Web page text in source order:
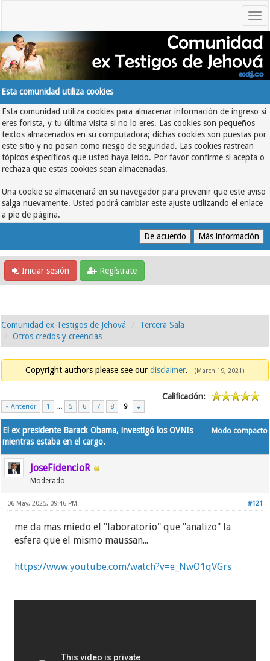
Esta comunidad utiliza cookies
Esta comunidad utiliza cookies para almacenar información de ingreso si
eres forista, y tu última visita si no lo eres. Las cookies son pequeños
textos almacenados en su computadora; dichas cookies son puestas por
este sitio y no posan como riesgo de seguridad. Las cookies rastrean
tópicos específicos que usted haya leído. Por favor confirme si acepta o
rechaza que estas cookies sean almacenadas.
Una cookie se almacenará en su navegador para prevenir que este aviso
salga nuevamente. Usted podrá cambiar este ajuste utilizando el enlace
a pie de página.
Iniciar sesión Regístrate
Comunidad ex-Testigos de Jehová
Tercera Sala
Otros credos y creencias
Copyright authors please see our disclaimer. (March 19, 2021)
« Anterior 1 … 5 6 7 8 9
Calificación:
Modo compacto
El ex presidente Barack Obama, investigó los OVNIs
mientras estaba en el cargo.
JoseFidencioR
Moderado
#121
06 May, 2025, 09:46 PM
me da mas miedo el "laboratorio" que "analizo" la
esfera que el mismo maussan...
https://www.youtube.com/watch?v=e_NwO1qVGrs